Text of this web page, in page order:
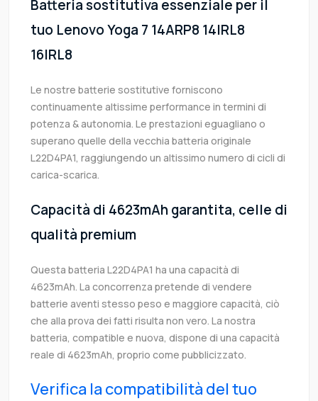
Batteria sostitutiva essenziale per il
tuo Lenovo Yoga 7 14ARP8 14IRL8
16IRL8
Le nostre batterie sostitutive forniscono
continuamente altissime performance in termini di
potenza & autonomia. Le prestazioni eguagliano o
superano quelle della vecchia batteria originale
L22D4PA1, raggiungendo un altissimo numero di cicli di
carica-scarica.
Capacità di 4623mAh garantita, celle di
qualità premium
Questa batteria L22D4PA1 ha una capacità di
4623mAh. La concorrenza pretende di vendere
batterie aventi stesso peso e maggiore capacità, ciò
che alla prova dei fatti risulta non vero. La nostra
batteria, compatible e nuova, dispone di una capacità
reale di 4623mAh, proprio come pubblicizzato.
Verifica la compatibilità del tuo